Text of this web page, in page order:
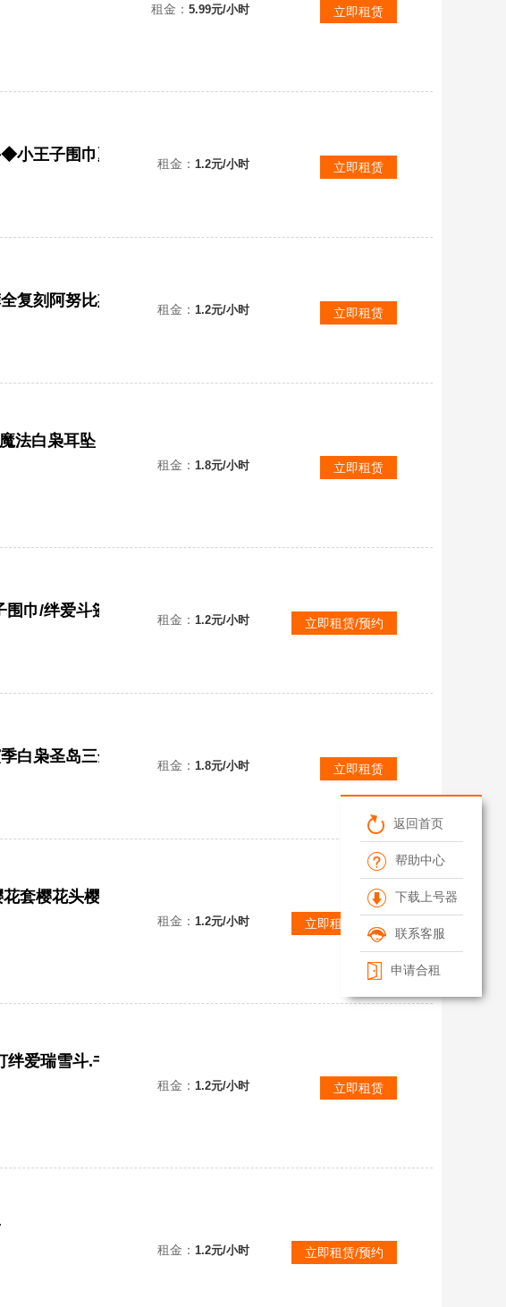
返回首页
帮助中心
下载上号器
联系客服
申请合租
租金： 5.99元/小时 立即租赁
租金： 1.2元/小时 立即租赁
复刻阿努比斯猫猫头-租金： 1.2元/小时 立即租赁
租金： 1.8元/小时 立即租赁
4399版本【②】7季♉巫师帽/蝙蝠斗篷/蛛网斗篷/王子围巾/绊爱斗篷/鹿角/枯角/彩虹耳钉/音韵吉
租金： 1.2元/小时 立即租赁/预约
租金： 1.8元/小时 立即租赁
套樱花头樱花斗
租金： 1.2元/小时 立即租赁/预约
租金： 1.2元/小时 立即租赁
租金： 1.2元/小时 立即租赁/预约